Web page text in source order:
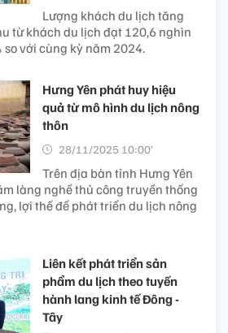
Lượng khách du lịch tăng
từ khách du lịch đạt 120,6 nghìn
với cùng kỳ năm 2024.
Hưng Yên phát huy hiệu
quả từ mô hình du lịch nông
thôn
28/11/2025 10:00’
Trên địa bàn tỉnh Hưng Yên
làng nghề thủ công truyền thống
lợi thế để phát triển du lịch nông
Liên kết phát triển sản
phẩm du lịch theo tuyến
hành lang kinh tế Đông -
Tây